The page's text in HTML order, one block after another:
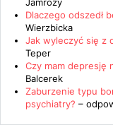
Dlaczego odszedł
Wierzbicka
Jak wyleczyć się z
Teper
Czy mam depresję
Balcerek
Zaburzenie typu
psychiatry? –